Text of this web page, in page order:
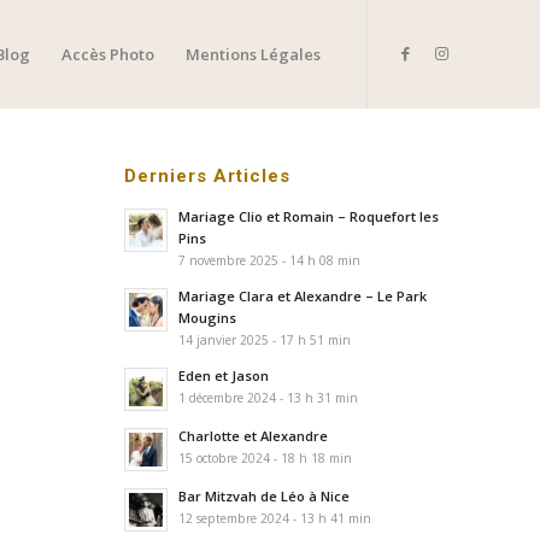
Accès Photo Mentions Légales
Derniers Articles
Mariage Clio et Romain – Roquefort les
Pins
7 novembre 2025 - 14 h 08 min
Mariage Clara et Alexandre – Le Park
Mougins
14 janvier 2025 - 17 h 51 min
Eden et Jason
1 décembre 2024 - 13 h 31 min
Charlotte et Alexandre
15 octobre 2024 - 18 h 18 min
Bar Mitzvah de Léo à Nice
12 septembre 2024 - 13 h 41 min